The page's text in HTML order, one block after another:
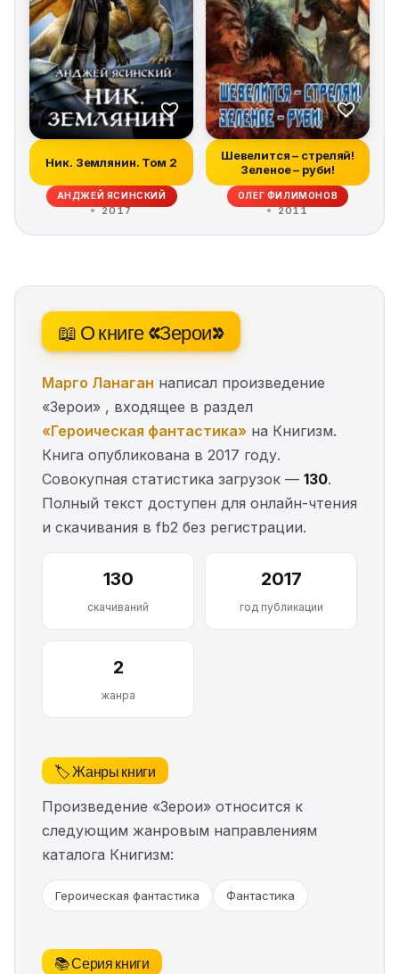
Ник. Землянин. Том 2
АНДЖЕЙ ЯСИНСКИЙ
2017
Шевелится – стреляй!
Зеленое – руби!
ОЛЕГ ФИЛИМОНОВ
2011
📖 О книге «Зерои»
Марго Ланаган написал произведение
«Зерои» , входящее в раздел
«Героическая фантастика» на Книгизм.
Книга опубликована в 2017 году.
Совокупная статистика загрузок — 130.
Полный текст доступен для онлайн-чтения
и скачивания в fb2 без регистрации.
130
скачиваний
2017
год публикации
2
жанра
🏷️ Жанры книги
Произведение «Зерои» относится к
следующим жанровым направлениям
каталога Книгизм:
Героическая фантастика Фантастика
📚 Серия книги